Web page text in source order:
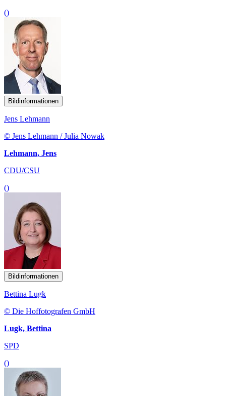
()
Bildinformationen
Jens Lehmann
© Jens Lehmann / Julia Nowak
Lehmann, Jens
CDU/CSU
()
Bildinformationen
Bettina Lugk
© Die Hoffotografen GmbH
Lugk, Bettina
SPD
()